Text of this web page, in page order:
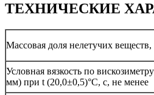
ТЕХНИЧЕСКИЕ
Массовая доля нелетучих веществ,
Условная вязкость по
мм) при t (20,0±0,5)°С, с, не менее